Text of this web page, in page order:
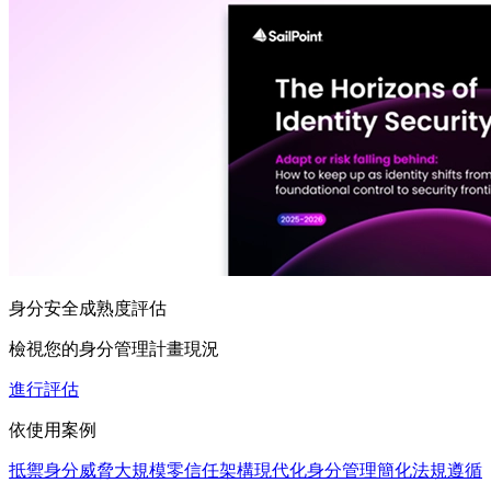
身分安全成熟度評估
檢視您的身分管理計畫現況
進行評估
依使用案例
抵禦身分威脅大規模零信任架構現代化身分管理簡化法規遵循